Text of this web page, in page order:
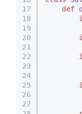
17
18
19
20
21
22
23
24
25
26
27
def